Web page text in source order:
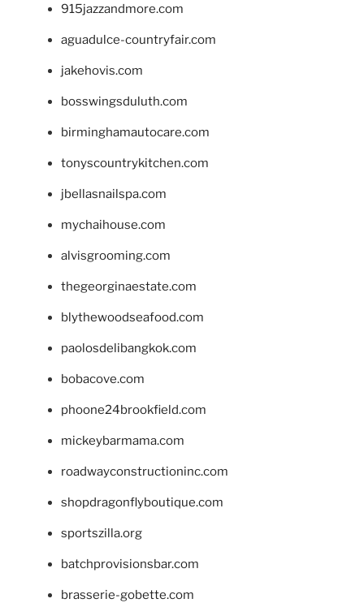
915jazzandmore.com
aguadulce-countryfair.com
jakehovis.com
bosswingsduluth.com
birminghamautocare.com
tonyscountrykitchen.com
jbellasnailspa.com
mychaihouse.com
alvisgrooming.com
thegeorginaestate.com
blythewoodseafood.com
paolosdelibangkok.com
bobacove.com
phoone24brookfield.com
mickeybarmama.com
roadwayconstructioninc.com
shopdragonflyboutique.com
sportszilla.org
batchprovisionsbar.com
brasserie-gobette.com